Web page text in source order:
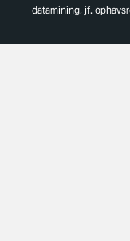
datamining, jf.